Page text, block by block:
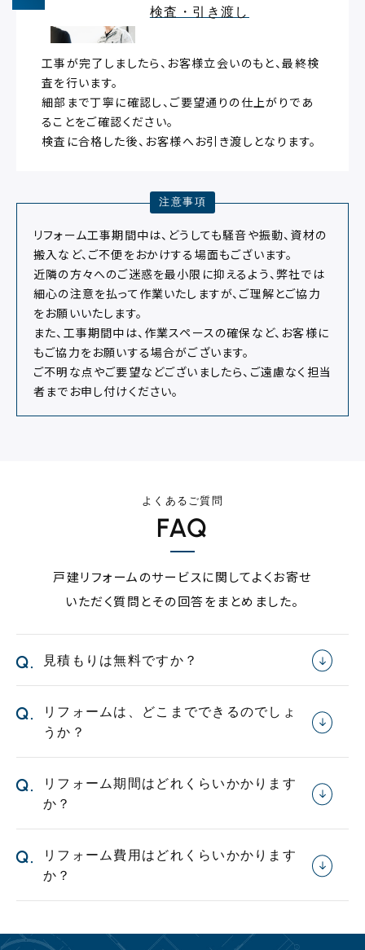
検査・引き渡し
工事が完了しましたら、お客様立会いのもと、最終検
査を行います。
細部まで丁寧に確認し、ご要望通りの仕上がりであ
ることをご確認ください。
検査に合格した後、お客様へお引き渡しとなります。
注意事項
リフォーム工事期間中は、どうしても騒音や振動、資材の
搬入など、ご不便をおかけする場面もございます。
近隣の方々へのご迷惑を最小限に抑えるよう、弊社では
細心の注意を払って作業いたしますが、ご理解とご協力
をお願いいたします。
また、工事期間中は、作業スペースの確保など、お客様に
もご協力をお願いする場合がございます。
ご不明な点やご要望などございましたら、ご遠慮なく担当
者までお申し付けください。
よくあるご質問
FAQ
戸建リフォームのサービスに関してよくお寄せ
いただく質問とその回答をまとめました。
見積もりは無料ですか？
はい、無料でお見積もりいたします。
お電話またはお問い合わせフォームにてご連絡いただけれ
ば、担当者が迅速に対応いたします。
リフォームは、どこまでできるのでしょ
うか？
間取りの変更や増築など、大規模なリフォームか
壁紙や床の張替えといった内装リフォーム、外壁
塗装や屋根の葺き替えなどの外装リフォームま
で、幅広く対応しております。
お客様のご要望やご予算に合わせて、最適なプランをご提案
させていただきます。
リフォーム期間はどれくらいかかります
か？
例えば、キッチンやお風呂などの水回りリフォー
伴うような大規模リフォームの場合は、数ヶ月か
かることもございます。
具体的なリフォーム期間については、お打ち合わせの際にご
リフォーム費用はどれくらいかかります
か？
使用する材料や設備、リフォームの規模、間取り
当社では、お客様のご要望を丁寧にヒアリングし、詳細なお